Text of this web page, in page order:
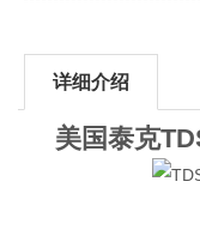
详细介绍
美国泰克